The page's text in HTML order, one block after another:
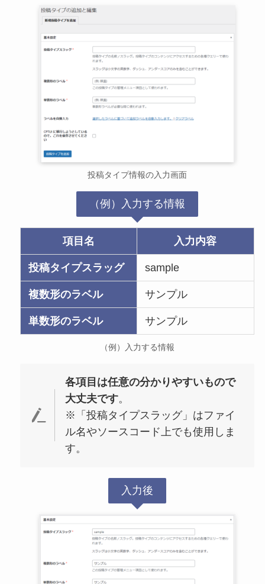
投稿タイプ情報の入力画面
（例）入力する情報
項目名 入力内容
投稿タイプスラッグ sample
複数形のラベル サンプル
単数形のラベル サンプル
（例）入力する情報
各項目は任意の分かりやすいもので
大丈夫です。
※「投稿タイプスラッグ」はファイ
ル名やソースコード上でも使用しま
す。
入力後